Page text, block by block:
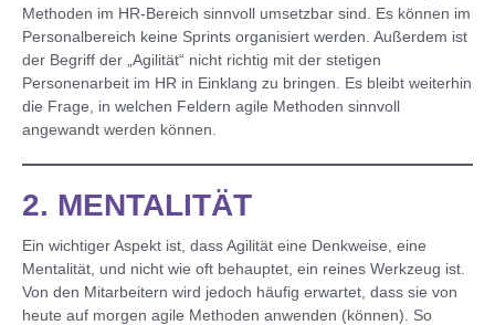
Methoden im HR-Bereich sinnvoll umsetzbar sind. Es können im
Personalbereich keine Sprints organisiert werden. Außerdem ist
der Begriff der „Agilität“ nicht richtig mit der stetigen
Personenarbeit im HR in Einklang zu bringen. Es bleibt weiterhin
die Frage, in welchen Feldern agile Methoden sinnvoll
angewandt werden können.
2. MENTALITÄT
Ein wichtiger Aspekt ist, dass Agilität eine Denkweise, eine
Mentalität, und nicht wie oft behauptet, ein reines Werkzeug ist.
Von den Mitarbeitern wird jedoch häufig erwartet, dass sie von
heute auf morgen agile Methoden anwenden (können). So